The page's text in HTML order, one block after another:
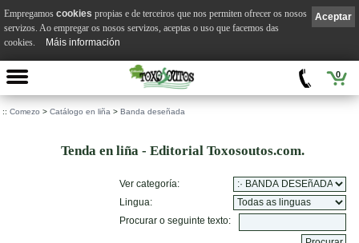
0
:: Comezo > Catálogo en liña > Banda deseñada
Tenda en liña - Editorial Toxosoutos.com.
Ver categoría:
Lingua:
Procurar o seguinte texto:
Aceptar
Empregamos cookies propias e de terceiros que nos permiten ofrecer os nosos
servizos. Ao empregar os nosos servizos, aceptas o uso que facemos das
cookies.
Máis información